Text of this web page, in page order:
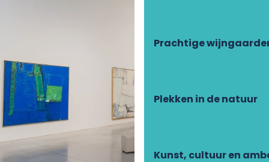
Prachtige
Plekken in de natuur
Kunst, cultuur en